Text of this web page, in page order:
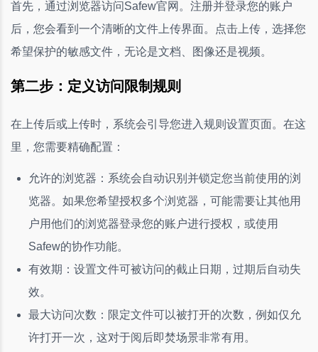
首先，通过浏览器访问Safew官网。注册并登录您的账户
后，您会看到一个清晰的文件上传界面。点击上传，选择您
希望保护的敏感文件，无论是文档、图像还是视频。
第二步：定义访问限制规则
在上传后或上传时，系统会引导您进入规则设置页面。在这
里，您需要精确配置：
允许的浏览器：系统会自动识别并锁定您当前使用的浏
览器。如果您希望授权多个浏览器，可能需要让其他用
户用他们的浏览器登录您的账户进行授权，或使用
Safew的协作功能。
有效期：设置文件可被访问的截止日期，过期后自动失
效。
最大访问次数：限定文件可以被打开的次数，例如仅允
许打开一次，这对于阅后即焚场景非常有用。